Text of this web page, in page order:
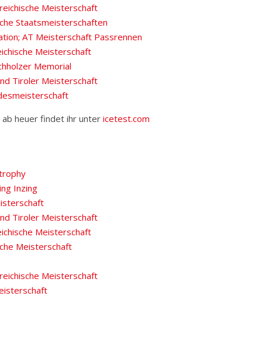
Meisterschaft
Staatsmeisterschaften
AT Meisterschaft Passrennen
Meisterschaft
Memorial
Tiroler Meisterschaft
ab heuer findet ihr unter icetest.com
Inzing
Tiroler Meisterschaft
Meisterschaft
Meisterschaft
Meisterschaft